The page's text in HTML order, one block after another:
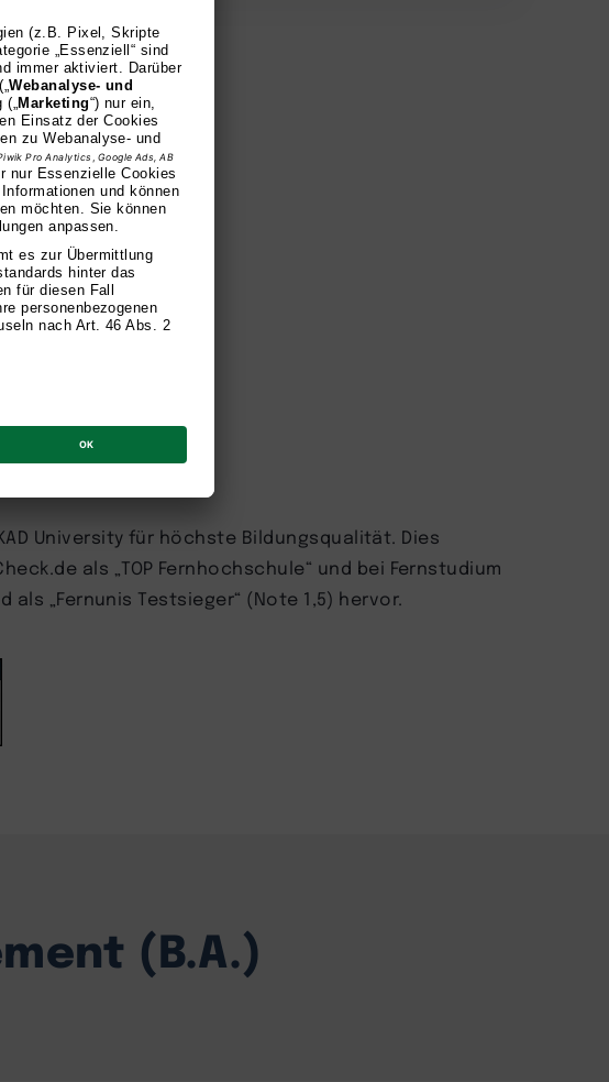
University für höchste Bildungsqualität. Dies
als „TOP Fernhochschule“ und bei Fernstudium
„Fernunis Testsieger“ (Note 1,5) hervor.
(B.A.)